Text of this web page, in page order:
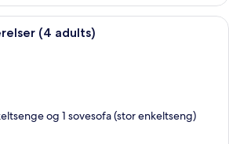
2 soveværelser, pengeskab på
(4 adults)
og 1 sovesofa (stor enkeltseng)